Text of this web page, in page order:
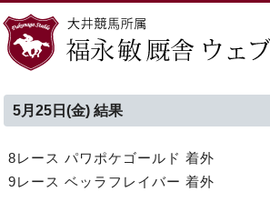
5月25日(金) 結果
8レース パワポケゴールド 着外
9レース ベッラフレイバー 着外